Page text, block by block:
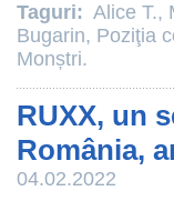
Taguri: Alice T.,
Bugarin, Poziţia
Monștri.
RUXX, un
România,
04.02.2022